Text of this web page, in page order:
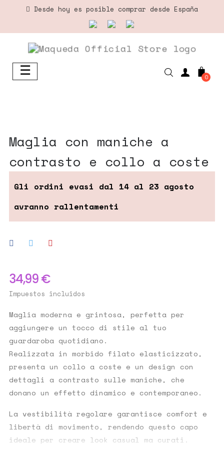
Desde hoy es posible comprar desde España
Navegación
de
☰ 0
maglia con maniche a
contrasto e collo a coste
34,99 €
Impuestos incluidos
Maglia moderna e grintosa, perfetta per
aggiungere un tocco di stile al tuo
guardaroba quotidiano.
Realizzata in morbido filato elasticizzato,
presenta un collo a coste e un design con
dettagli a contrasto sulle maniche, che
donano un effetto dinamico e contemporaneo.
La vestibilità regolare garantisce comfort e
libertà di movimento, rendendo questo capo
ideale per creare look casual ma curati.